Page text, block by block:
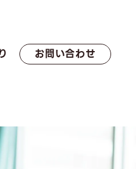
ステム
お問い合わせ